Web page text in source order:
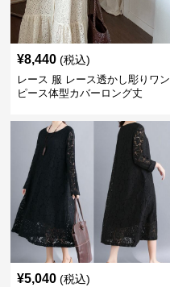
¥8,440 (税込)
レース 服 レース透かし彫りワン
ピース体型カバーロング丈
¥5,040 (税込)